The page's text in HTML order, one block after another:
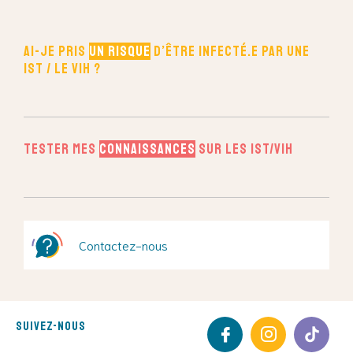
Ai-je pris un risque d’être infecté.e par une
IST / le VIH ?
Tester mes connaissances sur les IST/VIH
Contactez-nous
Suivez-nous